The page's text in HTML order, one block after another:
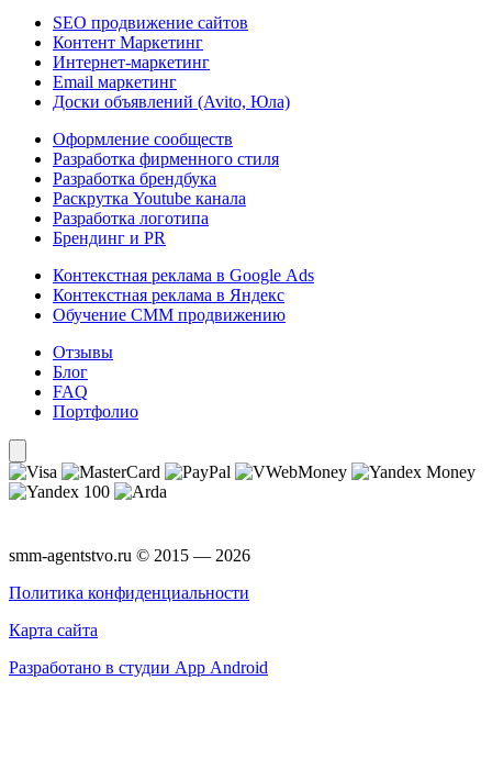
SEO продвижение сайтов
Контент Маркетинг
Интернет-маркетинг
Email маркетинг
Доски объявлений (Avito, Юла)
Оформление сообществ
Разработка фирменного стиля
Разработка брендбука
Раскрутка Youtube канала
Разработка логотипа
Брендинг и PR
Контекстная реклама в Google Ads
Контекстная реклама в Яндекс
Обучение СММ продвижению
Отзывы
Блог
FAQ
Портфолио
smm-agentstvo.ru © 2015 — 2026
Политика конфиденциальности
Карта сайта
Разработано в студии App Android